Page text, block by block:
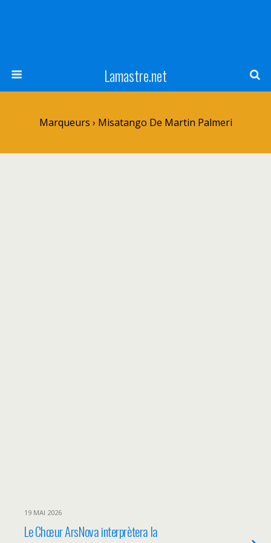
Lamastre.net
Marqueurs › Misatango De Martin Palmeri
19 MAI 2026
Le Chœur ArsNova interprètera la